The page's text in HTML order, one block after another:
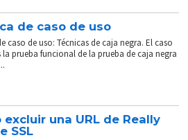
de caso de uso
caso de uso: Técnicas de caja negra. El caso
la prueba funcional de la prueba de caja negra
excluir una URL de Really
SSL